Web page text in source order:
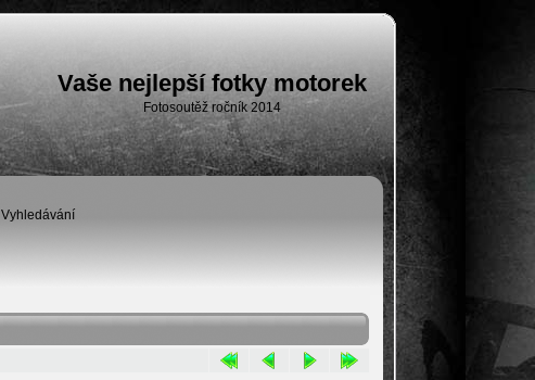
Vaše nejlepší fotky motorek
Fotosoutěž ročník 2014
Vyhledávání